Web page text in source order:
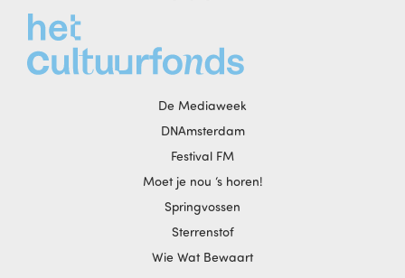
De Mediaweek
DNAmsterdam
Festival FM
Moet je nou ‘s horen!
Springvossen
Sterrenstof
Wie Wat Bewaart